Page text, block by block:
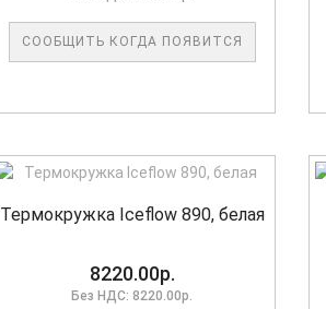
СООБЩИТЬ КОГДА ПОЯВИТСЯ
Термокружка Iceflow 890, белая
8220.00р.
Без НДС: 8220.00р.